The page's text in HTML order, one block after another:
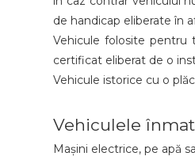
de handicap eliberate în
Vehicule folosite pentru
certificat eliberat de o
Vehicule istorice cu o
Vehiculele
Mașini electrice, pe apă